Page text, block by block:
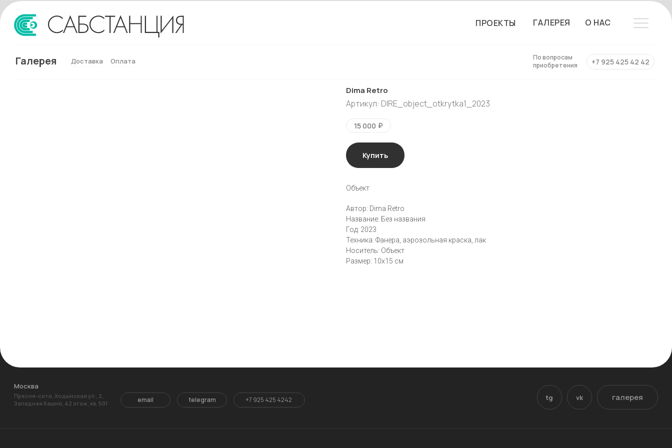
О НАС
ПРОЕКТЫ ГАЛЕРЕЯ
+7 925 425 42 42
По вопросам
приобретения
Галерея Доставка Оплата
Dima Retro
Артикул: DIRE_object_otkrytka1_2023
15 000 ₽
Купить
Объект
Автор: Dima Retro
Название: Без названия
Год: 2023
Техника: Фанера, аэрозольная краска, лак
Носитель: Объект
Размер: 10x15 см
vk
tg галерея
Москва
email +7 925 425 4242
Пресня-сити, Ходынская ул., 2,
Западная башня, 42 этаж, кв. 501
telegram